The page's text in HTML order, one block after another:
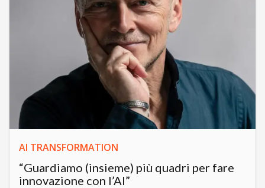
AI TRANSFORMATION
“Guardiamo (insieme) più quadri per fare
innovazione con l’AI”